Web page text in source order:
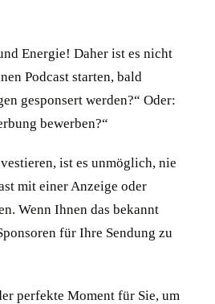
Energie! Daher ist es nicht
Podcast starten, bald
gesponsert werden?“ Oder:
bewerben?“
ist es unmöglich, nie
mit einer Anzeige oder
Wenn Ihnen das bekannt
für Ihre Sendung zu
perfekte Moment für Sie, um